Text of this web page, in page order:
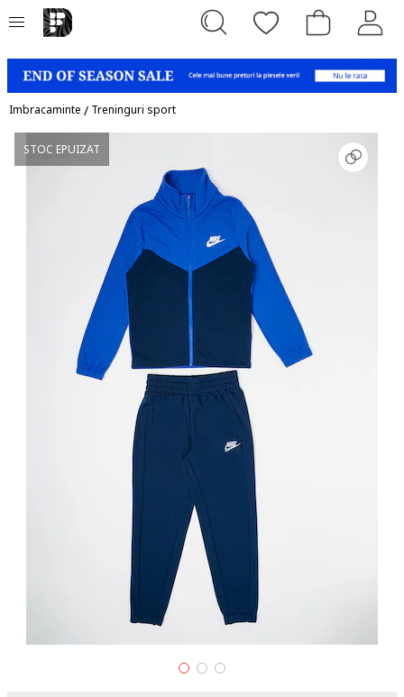
Imbracaminte / Treninguri sport
STOC EPUIZAT